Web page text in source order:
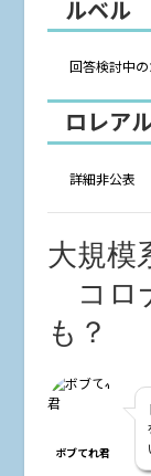
ルベル
回答検討中
ロレア
詳細非公表
大規模
コロ
も？
ボブてれ君